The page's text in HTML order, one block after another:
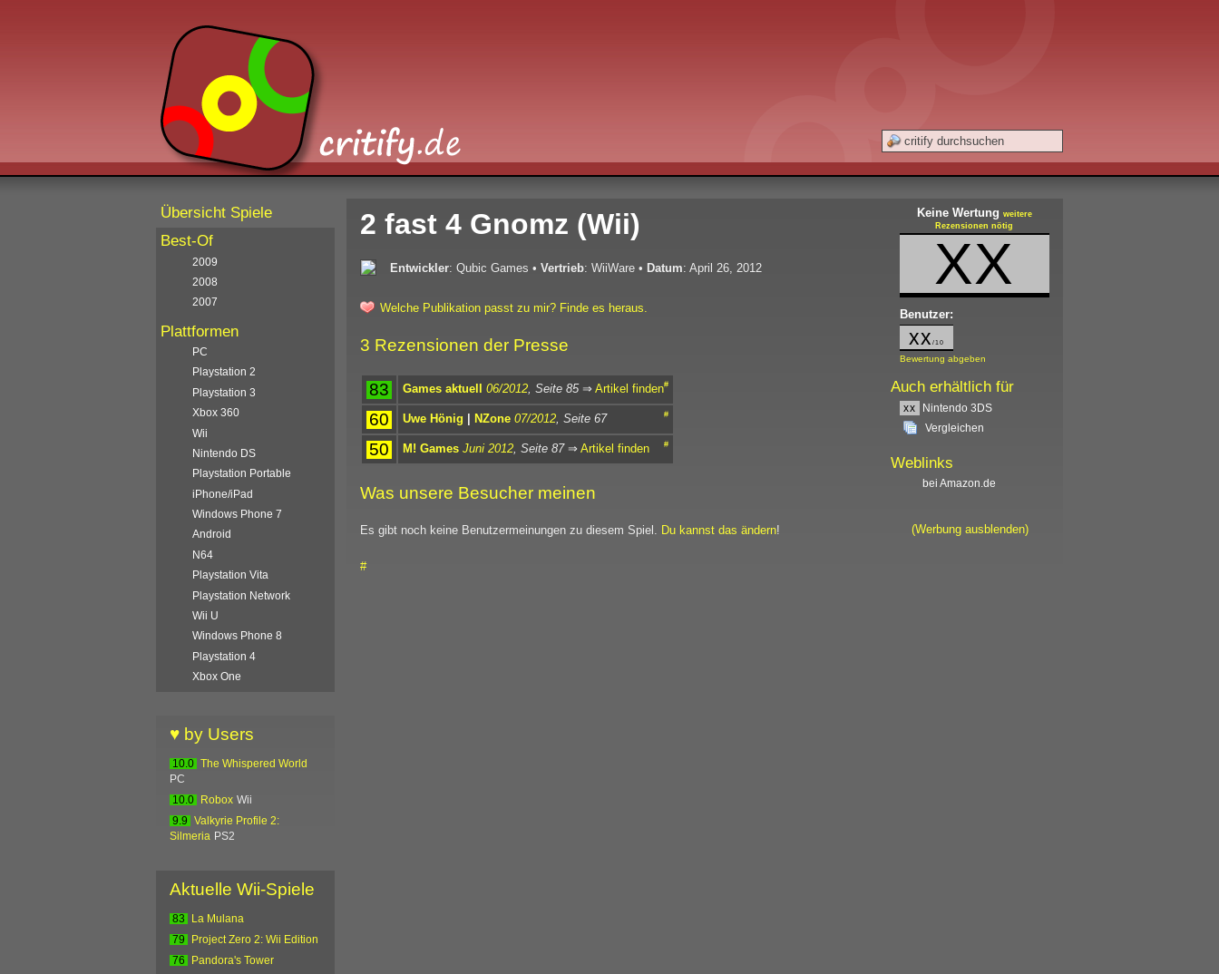
2 fast 4 Gnomz (Wii)
Entwickler: Qubic Games • Vertrieb: WiiWare • Datum: April 26, 2012
Welche Publikation passt zu mir? Finde es heraus.
3 Rezensionen der Presse
83 #
Games aktuell 06/2012 , Seite 85⇒ Artikel finden
60 #
Uwe Hönig | NZone 07/2012 , Seite 67
50 #
M! Games Juni 2012 , Seite 87⇒ Artikel finden
Was unsere Besucher meinen
Es gibt noch keine Benutzermeinungen zu diesem Spiel. Du kannst das ändern!
Keine Wertung weitere
Rezensionen nötig
XX
Benutzer:
xx /10
Bewertung abgeben
Auch erhältlich für
xx
Nintendo 3DS
Vergleichen
Weblinks
bei Amazon.de
(Werbung ausblenden)
#
Übersicht Spiele
Best-Of
2009
2008
2007
Plattformen
PC
Playstation 2
Playstation 3
Xbox 360
Wii
Nintendo DS
Playstation Portable
iPhone/iPad
Windows Phone 7
Android
N64
Playstation Vita
Playstation Network
Wii U
Windows Phone 8
Playstation 4
Xbox One
♥ by Users
10.0 The Whispered World
PC
10.0
Robox Wii
9.9
Valkyrie Profile 2:
Silmeria PS2
Aktuelle Wii-Spiele
83
La Mulana
79
Project Zero 2: Wii Edition
76
Pandora's Tower